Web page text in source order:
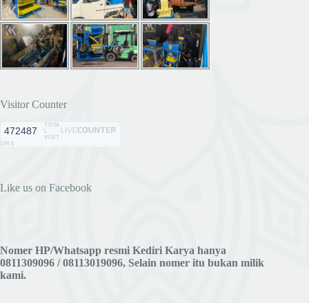
Visitor Counter
472487
TOTA
VISIT
ORS
Like us on Facebook
Nomer HP/Whatsapp resmi Kediri Karya hanya
0811309096 / 08113019096, Selain nomer itu bukan milik
kami.